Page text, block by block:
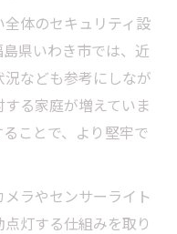
体のセキュリティ設
県いわき市では、近
なども参考にしなが
る家庭が増えていま
ことで、より堅牢で
ラやセンサーライト
灯する仕組みを取り